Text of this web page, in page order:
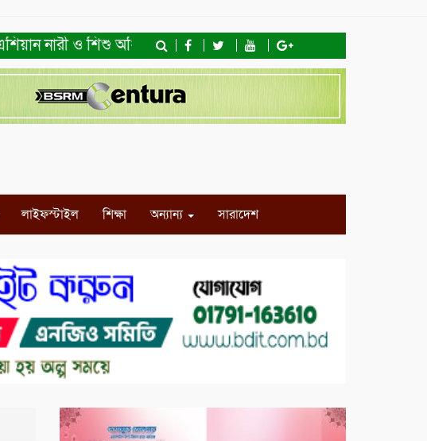
নারী ও শিশু অধিকার ফাউন্ডেশনের মতবিনিময় সভা ও খাদ্যসামগ্রী বিতরণ
লাইফস্টাইল শিক্ষা অন্যান্য সারাদেশ